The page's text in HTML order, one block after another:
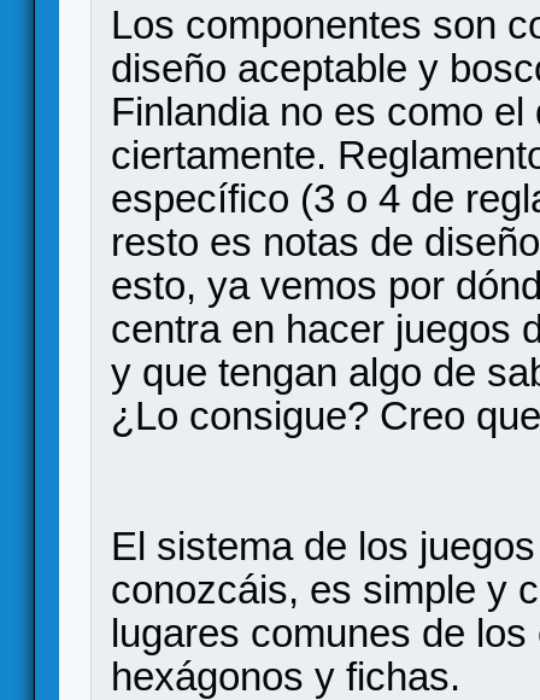
Los componentes son
diseño aceptable y
Finlandia no es como
ciertamente.
específico (3 o 4 de
resto es notas de
esto, ya vemos por
centra en hacer juegos
y que tengan algo de
¿Lo consigue? Creo
El sistema de los
conozcáis, es simple y
lugares comunes de
hexágonos y fichas.